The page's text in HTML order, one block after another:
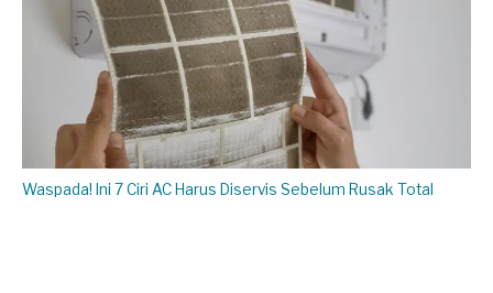
Waspada! Ini 7 Ciri AC Harus Diservis Sebelum Rusak Total